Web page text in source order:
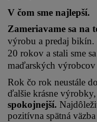
V čom sme najlepší.
Zameriavame sa na
výrobu a predaj bikín.
20 rokov a stali sme
maďarských
Rok čo rok neustále
ďalšie krásne výrobky,
spokojnejší.
pozitívna spätná